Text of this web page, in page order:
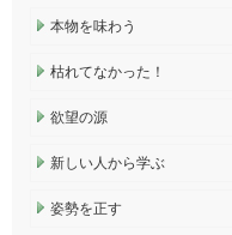
本物を味わう
枯れてなかった！
欲望の源
新しい人から学ぶ
姿勢を正す